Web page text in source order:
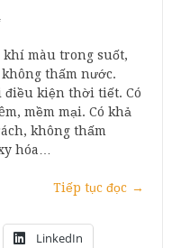
khí màu trong suốt,
thấm nước.
điều kiện thời tiết. Có
mềm mại. Có khả
không thấm
hóa…
Tiếp tục đọc →
LinkedIn